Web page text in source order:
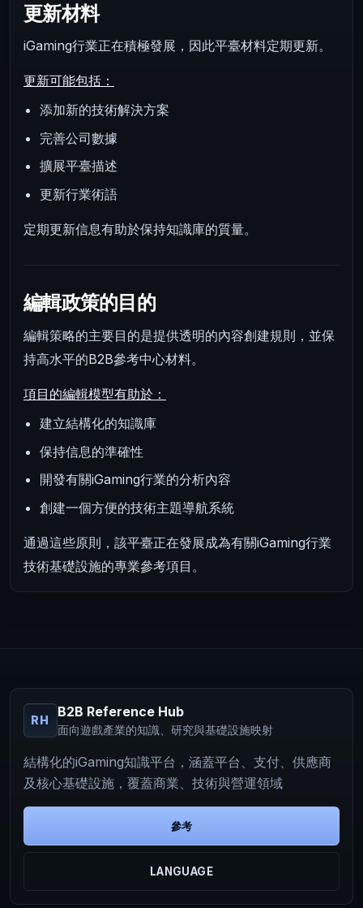
更新材料
iGaming行業正在積極發展，因此平臺材料定期更新。
更新可能包括：
添加新的技術解決方案
完善公司數據
擴展平臺描述
更新行業術語
定期更新信息有助於保持知識庫的質量。
編輯政策的目的
編輯策略的主要目的是提供透明的內容創建規則，並保
持高水平的B2B參考中心材料。
項目的編輯模型有助於：
建立結構化的知識庫
保持信息的準確性
開發有關iGaming行業的分析內容
創建一個方便的技術主題導航系統
通過這些原則，該平臺正在發展成為有關iGaming行業
技術基礎設施的專業參考項目。
RH
B2B Reference Hub
面向遊戲產業的知識、研究與基礎設施映射
結構化的iGaming知識平台，涵蓋平台、支付、供應商
及核心基礎設施，覆蓋商業、技術與營運領域
參考
LANGUAGE